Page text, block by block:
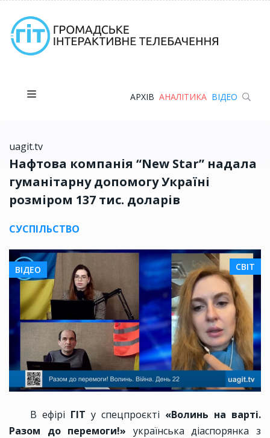
АРХІВ АНАЛІТИКА ВІДЕО
uagit.tv
Нафтова компанія “New Star” надала
гуманітарну допомогу Україні
розміром 137 тис. доларів
СУСПІЛЬСТВО
ВІДЕО СВІТ
В ефірі ГІТ у спецпроєкті «Волинь на варті.
Разом до перемоги!» українська діаспорянка з